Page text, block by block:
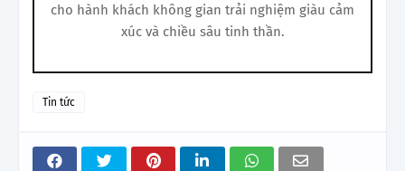
cho hành khách không gian trải nghiệm giàu cảm
xúc và chiều sâu tinh thần.
Tin tức